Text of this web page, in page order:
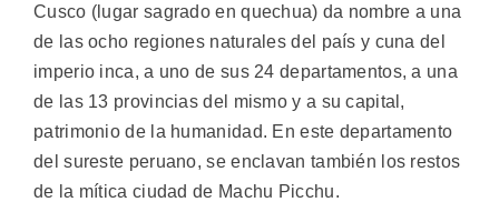
Cusco (lugar sagrado en quechua) da nombre a una
de las ocho regiones naturales del país y cuna del
imperio inca, a uno de sus 24 departamentos, a una
de las 13 provincias del mismo y a su capital,
patrimonio de la humanidad. En este departamento
del sureste peruano, se enclavan también los restos
de la mítica ciudad de Machu Picchu.